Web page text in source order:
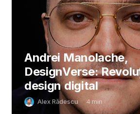
Andrei Manolache,
DesignVerse:
design digital
Alex Rădescu 4 min